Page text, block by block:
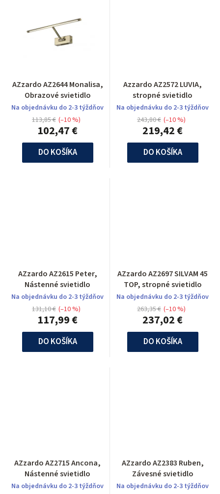
AZzardo AZ2644 Monalisa,
Obrazové svietidlo
Na objednávku do 2-3 týždňov
102,47 €
113,85 € (–10 %)
DO KOŠÍKA
Azzardo AZ2572 LUVIA,
stropné svietidlo
Na objednávku do 2-3 týždňov
219,42 €
243,80 € (–10 %)
DO KOŠÍKA
AZzardo AZ2615 Peter,
Nástenné svietidlo
Na objednávku do 2-3 týždňov
117,99 €
131,10 € (–10 %)
DO KOŠÍKA
AZzardo AZ2697 SILVAM 45
TOP, stropné svietidlo
Na objednávku do 2-3 týždňov
237,02 €
263,35 € (–10 %)
DO KOŠÍKA
AZzardo AZ2715 Ancona,
Nástenné svietidlo
Na objednávku do 2-3 týždňov
AZzardo AZ2383 Ruben,
Závesné svietidlo
Na objednávku do 2-3 týždňov